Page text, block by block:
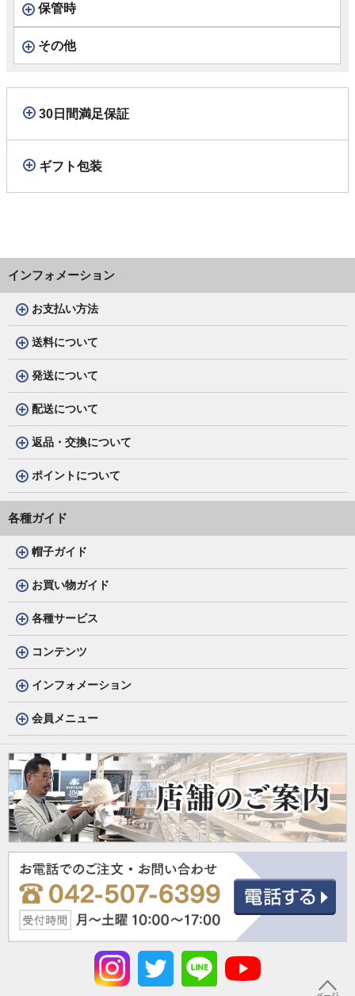
保管時
その他
30日間満足保証
ギフト包装
インフォメーション
お支払い方法
送料について
発送について
配送について
返品・交換について
ポイントについて
各種ガイド
帽子ガイド
お買い物ガイド
各種サービス
コンテンツ
インフォメーション
会員メニュー